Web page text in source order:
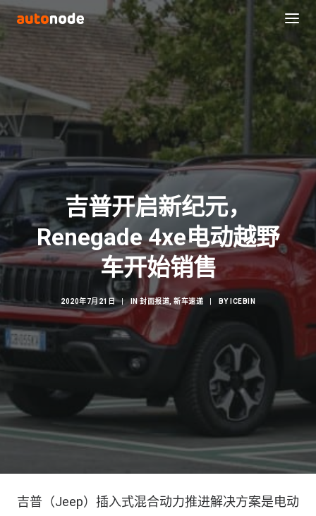
Search
吉普开启新纪元，
Renegade 4xe电动越野
车开始销售
2020年7月21日 | IN封面报道 新车速递 BY ICEBIN
吉普（Jeep）插入式混合动力推进解决方案是电动